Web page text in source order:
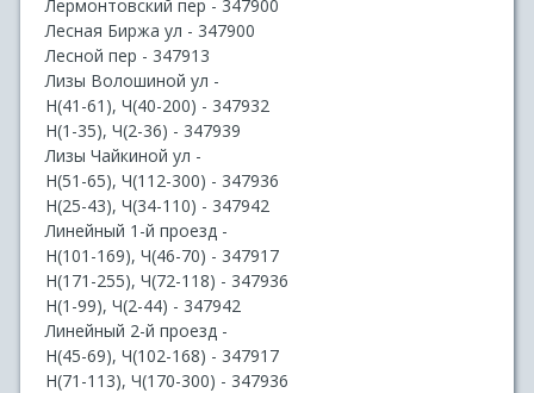
Лермонтовский пер - 347900
Лесная Биржа ул - 347900
Лесной пер - 347913
Лизы Волошиной ул -
Н(41-61), Ч(40-200) - 347932
Н(1-35), Ч(2-36) - 347939
Лизы Чайкиной ул -
Н(51-65), Ч(112-300) - 347936
Н(25-43), Ч(34-110) - 347942
Линейный 1-й проезд -
Н(101-169), Ч(46-70) - 347917
Н(171-255), Ч(72-118) - 347936
Н(1-99), Ч(2-44) - 347942
Линейный 2-й проезд -
Н(45-69), Ч(102-168) - 347917
Н(71-113), Ч(170-300) - 347936